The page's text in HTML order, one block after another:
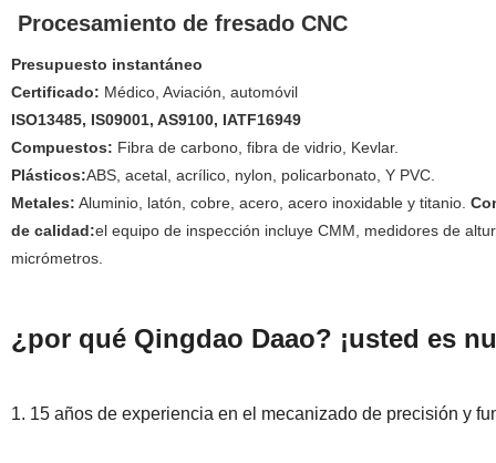
Procesamiento de fresado CNC
Presupuesto instantáneo
Certificado: Médico, Aviación, automóvil
ISO13485, IS09001, AS9100, IATF16949
Compuestos: Fibra de carbono, fibra de vidrio, Kevlar.
Plásticos:ABS, acetal, acrílico, nylon, policarbonato, Y PVC.
Metales: Aluminio, latón, cobre, acero, acero inoxidable y titanio.
de calidad:el equipo de inspección incluye CMM, medidores de
micrómetros.
¿por qué Qingdao Daao? ¡usted es
1. 15 años de experiencia en el mecanizado de precisión y